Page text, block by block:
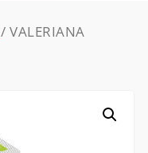
/ VALERIANA